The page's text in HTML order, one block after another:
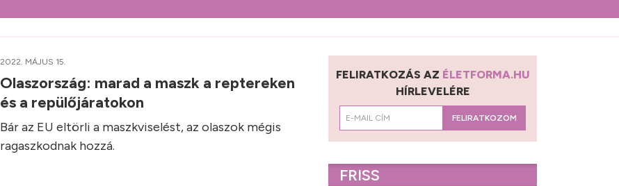
2022. MÁJUS 15.
Olaszország: marad a maszk a reptereken
és a repülőjáratokon
Bár az EU eltörli a maszkviselést, az olaszok mégis
ragaszkodnak hozzá.
FELIRATKOZÁS AZ ÉLETFORMA.HU
HÍRLEVELÉRE
FELIRATKOZOM
FRISS